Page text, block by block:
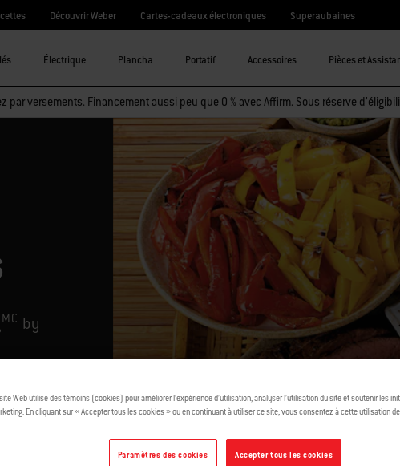
Découvrir Weber Cartes-cadeaux électroniques Superaubaines
Électrique Plancha Portatif Accessoires Pièces et
par versements. Financement aussi peu que 0 % avec Affirm. Sous réserve
MC by
Web utilise des témoins (cookies) pour améliorer l’expérience d’utilisation, analyser l’utilisation du site et soutenir les
En cliquant sur « Accepter tous les cookies » ou en continuant à utiliser ce site, vous consentez à cette utilisation
Accepter tous les cookies
Paramètres des cookies